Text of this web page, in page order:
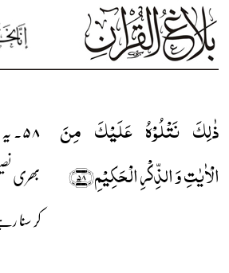
ذٰلِکَ نَتۡلُوۡہُ عَلَیۡکَ مِنَ
الۡاٰیٰتِ وَ الذِّکۡرِ الۡحَکِیۡمِ﴿۵۸﴾
بھری
کر سنا